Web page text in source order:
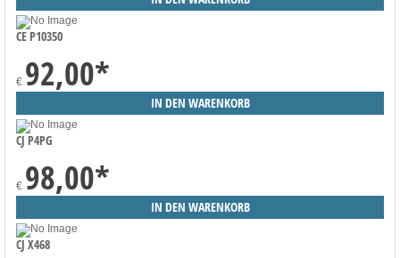
CE P10350
€ 92,00*
CJ P4PG
€ 98,00*
CJ X468